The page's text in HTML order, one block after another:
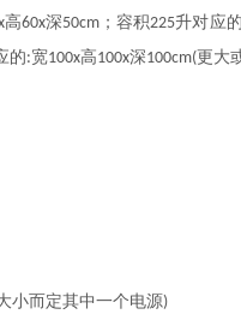
高60x深50cm ；容积225升对应的
的:宽100x高100x深100cm(更大
小而定其中一个电源)